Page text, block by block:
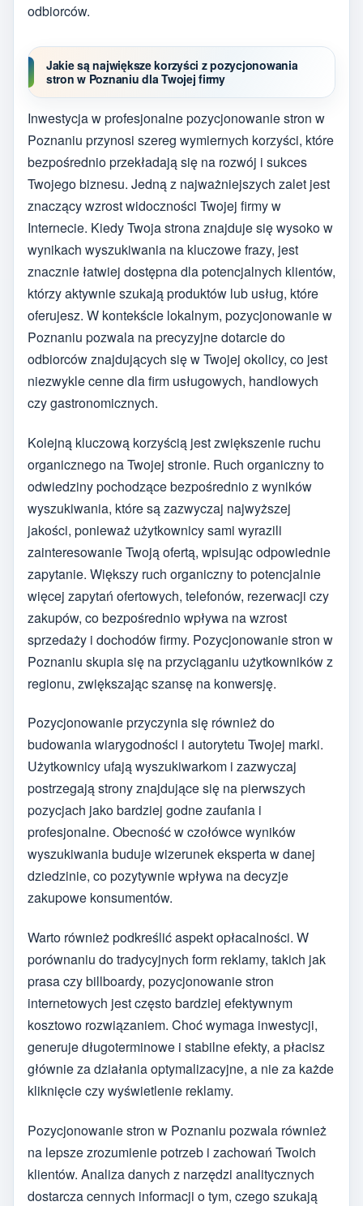
odbiorców.
Jakie są największe korzyści z pozycjonowania
stron w Poznaniu dla Twojej firmy
Inwestycja w profesjonalne pozycjonowanie stron w
Poznaniu przynosi szereg wymiernych korzyści, które
bezpośrednio przekładają się na rozwój i sukces
Twojego biznesu. Jedną z najważniejszych zalet jest
znaczący wzrost widoczności Twojej firmy w
Internecie. Kiedy Twoja strona znajduje się wysoko w
wynikach wyszukiwania na kluczowe frazy, jest
znacznie łatwiej dostępna dla potencjalnych klientów,
którzy aktywnie szukają produktów lub usług, które
oferujesz. W kontekście lokalnym, pozycjonowanie w
Poznaniu pozwala na precyzyjne dotarcie do
odbiorców znajdujących się w Twojej okolicy, co jest
niezwykle cenne dla firm usługowych, handlowych
czy gastronomicznych.
Kolejną kluczową korzyścią jest zwiększenie ruchu
organicznego na Twojej stronie. Ruch organiczny to
odwiedziny pochodzące bezpośrednio z wyników
wyszukiwania, które są zazwyczaj najwyższej
jakości, ponieważ użytkownicy sami wyrazili
zainteresowanie Twoją ofertą, wpisując odpowiednie
zapytanie. Większy ruch organiczny to potencjalnie
więcej zapytań ofertowych, telefonów, rezerwacji czy
zakupów, co bezpośrednio wpływa na wzrost
sprzedaży i dochodów firmy. Pozycjonowanie stron w
Poznaniu skupia się na przyciąganiu użytkowników z
regionu, zwiększając szansę na konwersję.
Pozycjonowanie przyczynia się również do
budowania wiarygodności i autorytetu Twojej marki.
Użytkownicy ufają wyszukiwarkom i zazwyczaj
postrzegają strony znajdujące się na pierwszych
pozycjach jako bardziej godne zaufania i
profesjonalne. Obecność w czołówce wyników
wyszukiwania buduje wizerunek eksperta w danej
dziedzinie, co pozytywnie wpływa na decyzje
zakupowe konsumentów.
Warto również podkreślić aspekt opłacalności. W
porównaniu do tradycyjnych form reklamy, takich jak
prasa czy billboardy, pozycjonowanie stron
internetowych jest często bardziej efektywnym
kosztowo rozwiązaniem. Choć wymaga inwestycji,
generuje długoterminowe i stabilne efekty, a płacisz
głównie za działania optymalizacyjne, a nie za każde
kliknięcie czy wyświetlenie reklamy.
Pozycjonowanie stron w Poznaniu pozwala również
na lepsze zrozumienie potrzeb i zachowań Twoich
klientów. Analiza danych z narzędzi analitycznych
dostarcza cennych informacji o tym, czego szukają